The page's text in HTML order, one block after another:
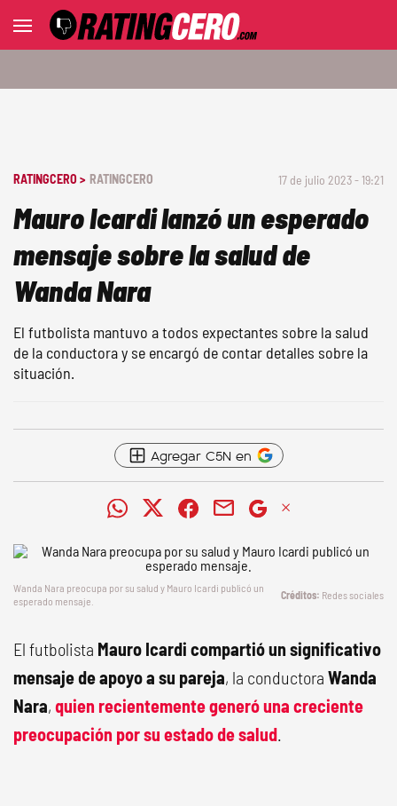
RATINGCERO > RATINGCERO 17 de julio 2023 - 19:21
Mauro Icardi lanzó un esperado
mensaje sobre la salud de
Wanda Nara
El futbolista mantuvo a todos expectantes sobre la salud
de la conductora y se encargó de contar detalles sobre la
situación.
Agregar C5N en
Wanda Nara preocupa por su salud y Mauro Icardi publicó un
esperado mensaje.
Redes sociales
El futbolista Mauro Icardi compartió un significativo
mensaje de apoyo a su pareja, la conductora Wanda
Nara, quien recientemente generó una creciente
preocupación por su estado de salud.